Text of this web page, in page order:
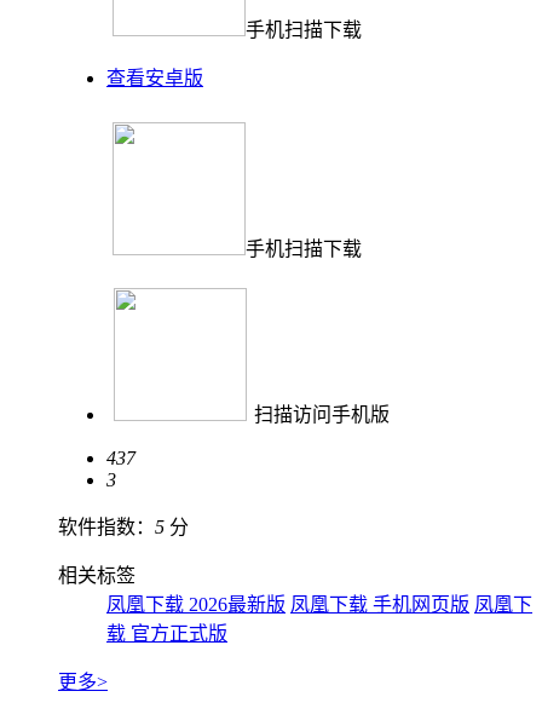
手机扫描下载
查看安卓版
手机扫描下载
扫描访问手机版
437
3
软件指数： 5 分
相关标签
凤凰下载 2026最新版 凤凰下载 手机网页版 凤凰下
载 官方正式版
更多>